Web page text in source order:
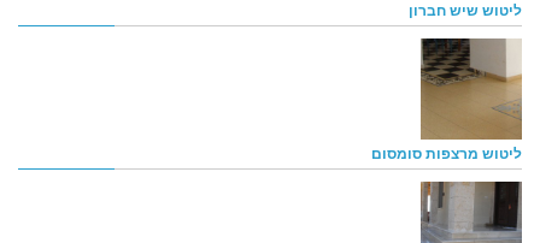
ליטוש שיש חברון
ליטוש מרצפות סומסום